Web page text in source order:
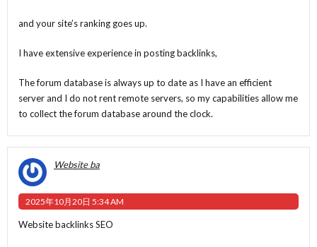
and your site’s ranking goes up.
I have extensive experience in posting backlinks,
The forum database is always up to date as I have an efficient
server and I do not rent remote servers, so my capabilities allow me
to collect the forum database around the clock.
Website ba
2025年10月20日 5:34 AM
Website backlinks SEO